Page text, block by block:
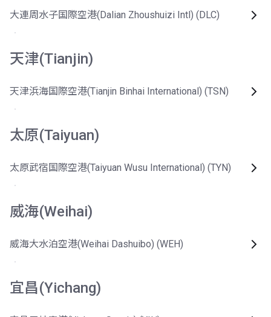
大連周水子国際空港(Dalian Zhoushuizi Intl) (DLC)
天津(Tianjin)
天津浜海国際空港(Tianjin Binhai International) (TSN)
太原(Taiyuan)
太原武宿国際空港(Taiyuan Wusu International) (TYN)
威海(Weihai)
威海大水泊空港(Weihai Dashuibo) (WEH)
宜昌(Yichang)